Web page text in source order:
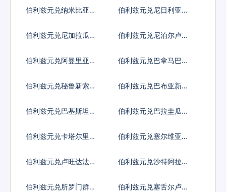
伯利兹元兑纳米比亚元
伯利兹元兑尼日利亚奈
伯利兹元兑尼加拉瓜科
伯利兹元兑尼泊尔卢比
伯利兹元兑阿曼里亚尔
伯利兹元兑巴拿马巴波
伯利兹元兑秘鲁新索尔
伯利兹元兑巴布亚新几
伯利兹元兑巴基斯坦卢
伯利兹元兑巴拉圭瓜拉
伯利兹元兑卡塔尔里亚
伯利兹元兑塞尔维亚第
伯利兹元兑卢旺达法郎 伯利兹元兑沙特阿拉伯
伯利兹元兑所罗门群岛
伯利兹元兑塞舌尔卢比